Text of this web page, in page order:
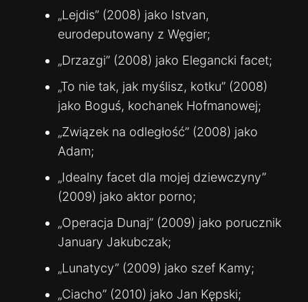
„Lejdis” (2008) jako Istvan,
eurodeputowany z Węgier;
„Drzazgi” (2008) jako Elegancki facet;
„To nie tak, jak myślisz, kotku” (2008)
jako Boguś, kochanek Hofmanowej;
„Związek na odległość” (2008) jako
Adam;
„Idealny facet dla mojej dziewczyny”
(2009) jako aktor porno;
„Operacja Dunaj” (2009) jako porucznik
January Jakubczak;
„Lunatycy” (2009) jako szef Kamy;
„Ciacho” (2010) jako Jan Kępski;